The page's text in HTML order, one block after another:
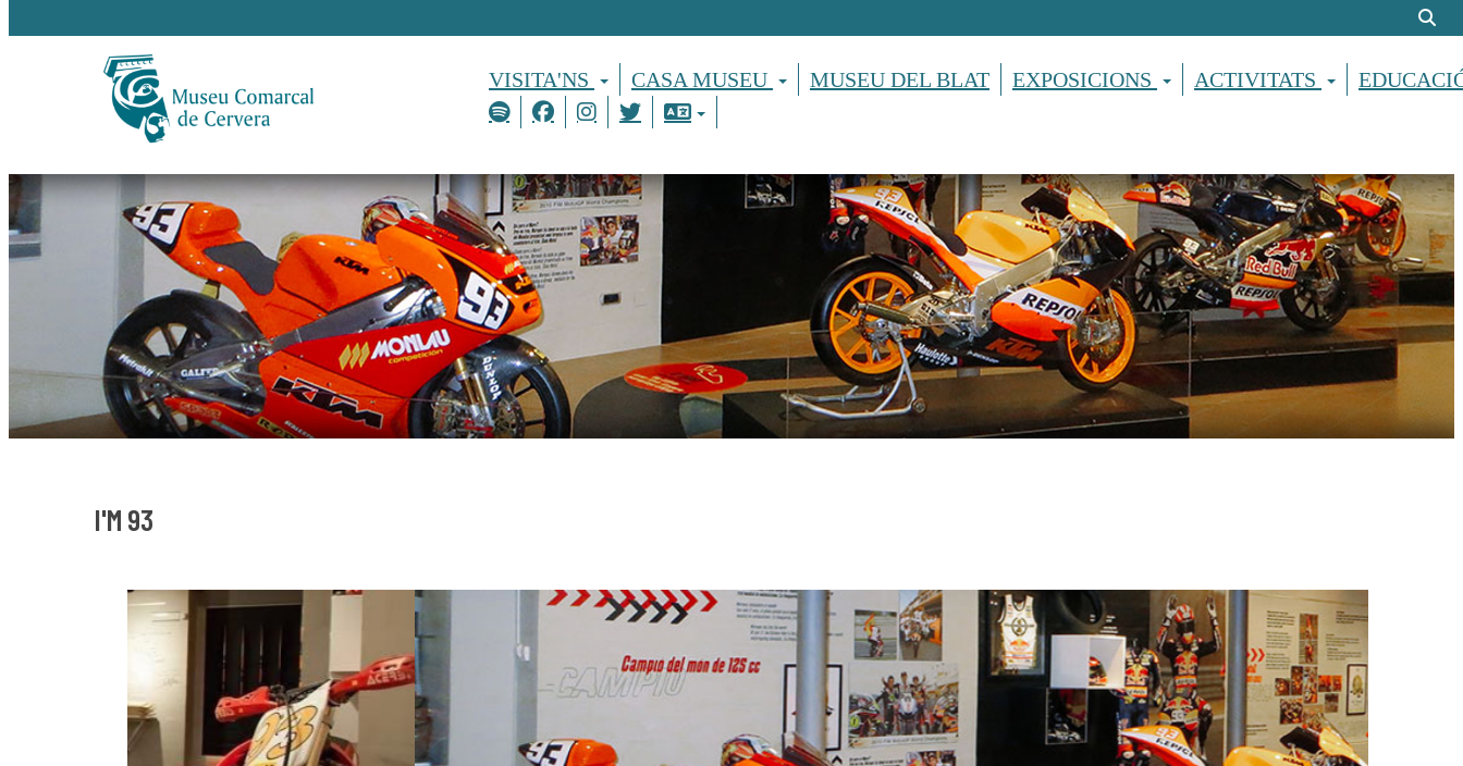
VISITA'NS CASA MUSEU MUSEU DEL BLAT EXPOSICIONS ACTIVITATS
I'M 93